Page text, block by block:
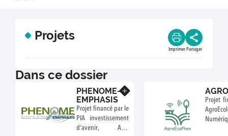
Projets
Imprimer Partager
Dans ce dossier
PHENOME-
EMPHASIS
Projet financé par le
PIA investissement
d'avenir, ANR
Projet